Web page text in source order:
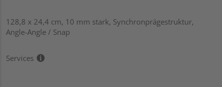
128,8 x 24,4 cm, 10 mm stark, Synchronprägestruktur,
Angle-Angle / Snap
Services